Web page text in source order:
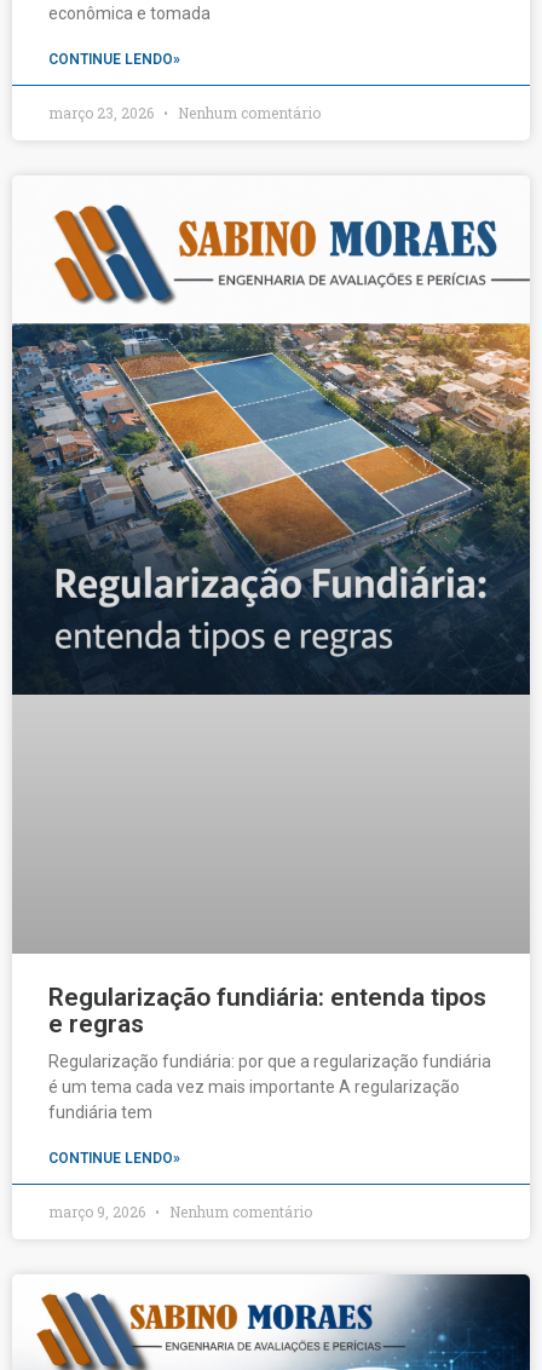
econômica e tomada
CONTINUE LENDO»
março 23, 2026 Nenhum comentário
Regularização fundiária: entenda tipos
e regras
Regularização fundiária: por que a regularização fundiária
é um tema cada vez mais importante A regularização
fundiária tem
CONTINUE LENDO»
março 9, 2026 Nenhum comentário